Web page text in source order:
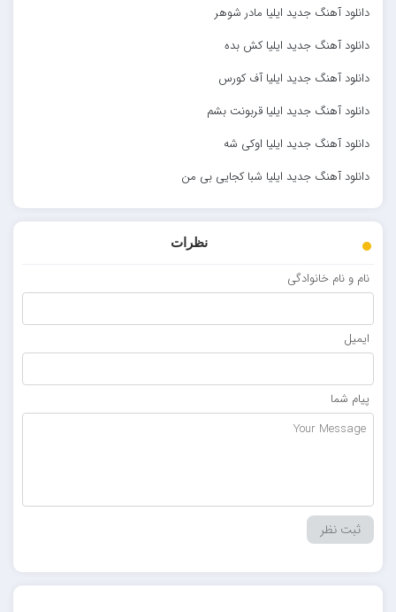
دانلود آهنگ جدید ایلیا مادر شوهر
دانلود آهنگ جدید ایلیا کش بده
دانلود آهنگ جدید ایلیا آف کورس
دانلود آهنگ جدید ایلیا قربونت بشم
دانلود آهنگ جدید ایلیا اوکی شه
دانلود آهنگ جدید ایلیا شبا کجایی بی من
نظرات
نام و نام خانوادگی
ایمیل
پیام شما